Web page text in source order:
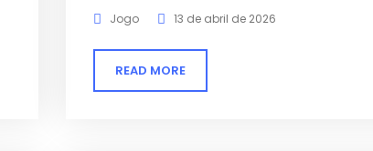
Jogo 13 de abril de 2026
READ MORE